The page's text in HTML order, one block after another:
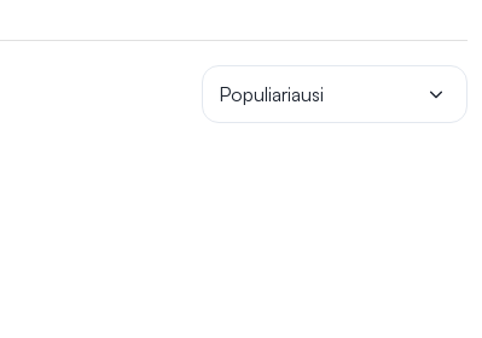
Jo trūkumas gali padidinti jautrumą stresui ir
3 riebalų rūgštys, vitaminas D, ašvaganda,
Populiariausi